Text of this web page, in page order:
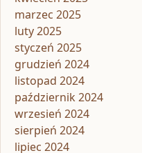
marzec 2025
luty 2025
styczeń 2025
grudzień 2024
listopad 2024
październik 2024
wrzesień 2024
sierpień 2024
lipiec 2024